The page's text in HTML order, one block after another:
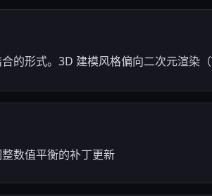
的形式。3D 建模风格偏向二次元渲染
数值平衡的补丁更新